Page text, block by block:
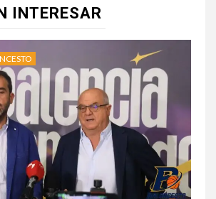
INTERESAR